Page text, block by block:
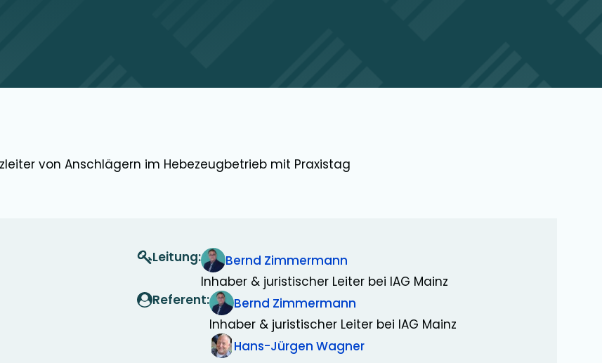
von Anschlägern im Hebezeugbetrieb mit Praxistag
Leitung:
Bernd Zimmermann
Inhaber & juristischer Leiter bei IAG Mainz
Referent:
Bernd Zimmermann
Inhaber & juristischer Leiter bei IAG Mainz
Hans-Jürgen Wagner